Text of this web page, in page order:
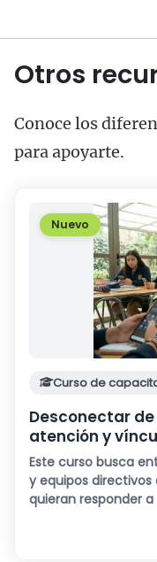
Otros
Conoce los
para apoyarte.
Nuevo
Curso de
Desconectar
atención y
Este curso busca
y equipos directivos
quieran responder